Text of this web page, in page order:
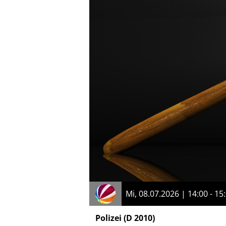
Mi, 08.07.2026 | 14:00 -
Polizei (D 2010)